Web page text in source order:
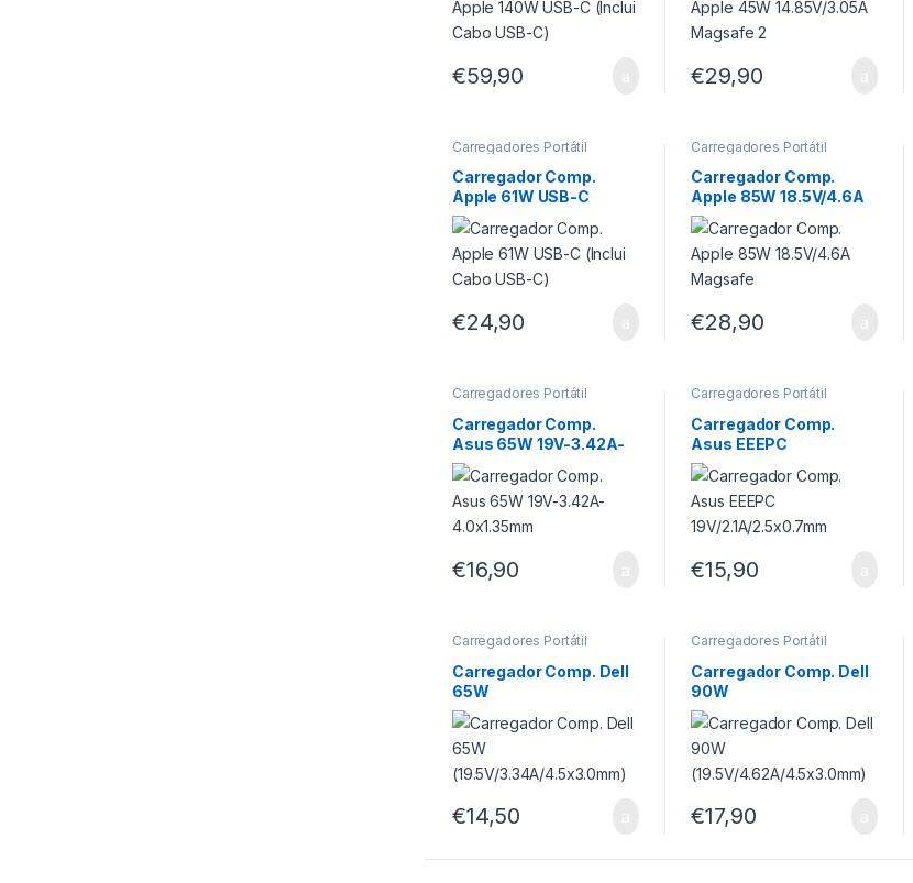
€59,90 €29,90
Carregadores Portátil
Carregador Comp.
Apple 61W USB-C
(Inclui Cabo USB-C)
€24,90
Carregadores Portátil
Carregador Comp.
Apple 85W 18.5V/4.6A
Magsafe
€28,90
Carregadores Portátil
Carregador Comp.
Asus 65W 19V-3.42A-
4.0×1.35mm
€16,90
Carregadores Portátil
Carregador Comp.
Asus EEEPC
19V/2.1A/2.5×0.7mm
€15,90
Carregadores Portátil
Carregador Comp. Dell
65W
(19.5V/3.34A/4.5×3.0m
m)
€14,50
Carregadores Portátil
Carregador Comp. Dell
90W
(19.5V/4.62A/4.5×3.0m
m)
€17,90